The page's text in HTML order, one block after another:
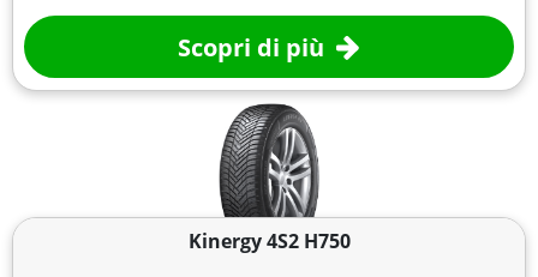
Scopri di più
Kinergy 4S2 H750